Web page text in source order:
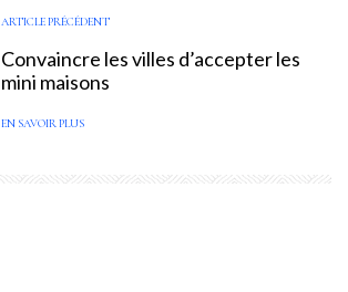
ARTICLE PRÉCÉDENT
Convaincre les villes d’accepter les
mini maisons
EN SAVOIR PLUS